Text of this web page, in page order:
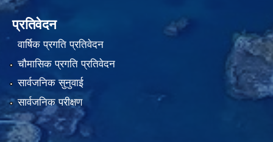
प्रतिवेदन
वार्षिक प्रगति प्रतिवेदन
चौमासिक प्रगति प्रतिवेदन
सार्वजनिक सुनुवाई
सार्वजनिक परीक्षण